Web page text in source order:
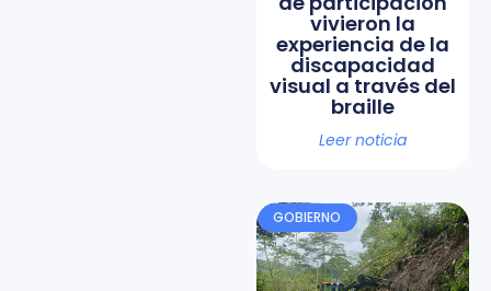
vivieron la
experiencia de la
discapacidad
visual a través del
braille
Leer noticia
GOBIERNO